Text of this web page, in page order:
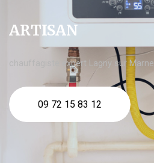
ARTISAN
chauffagiste expert Lagny sur Marne
09 72 15 83 12